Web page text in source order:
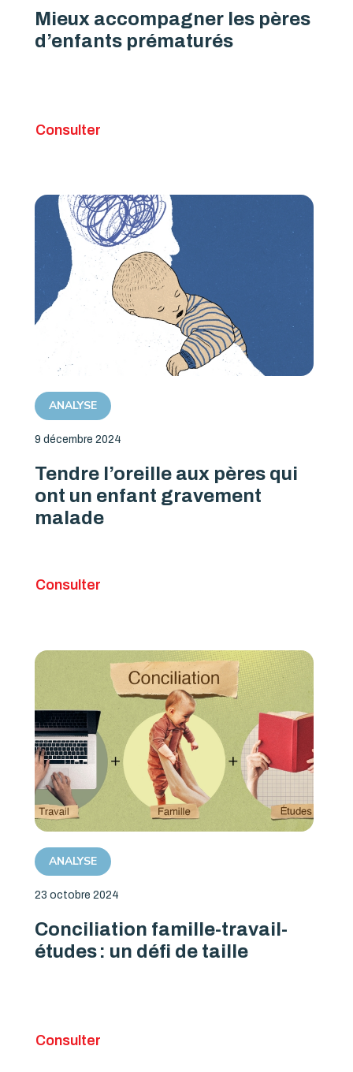
Mieux accompagner les pères
d’enfants prématurés
Consulter
ANALYSE
9 décembre 2024
Tendre l’oreille aux pères qui
ont un enfant gravement
malade
Consulter
ANALYSE
23 octobre 2024
Conciliation famille-travail-
études : un défi de taille
Consulter